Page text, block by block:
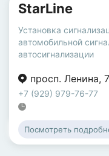
StarLine
Установка
автомобильной
автосигнализации
просп. Ленина,
+7 (929) 979-76-77
Посмотреть